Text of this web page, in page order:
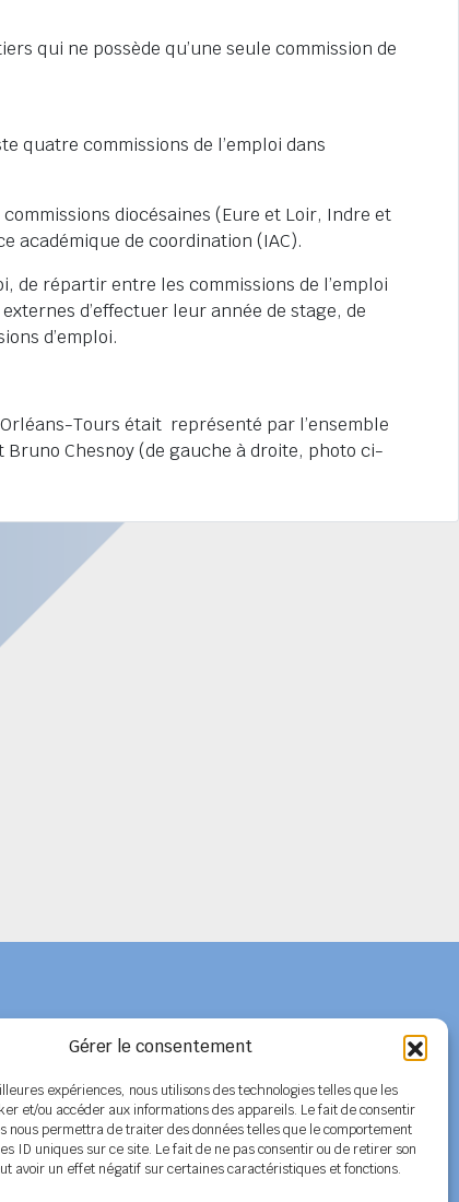
Gérer le consentement
expériences, nous utilisons des technologies telles que les
et/ou accéder aux informations des appareils. Le fait de consentir
nous permettra de traiter des données telles que le comportement
ID uniques sur ce site. Le fait de ne pas consentir ou de retirer son
avoir un effet négatif sur certaines caractéristiques et fonctions.
qui ne possède qu’une seule commission de
quatre commissions de l’emploi dans
diocésaines (Eure et Loir, Indre et
académique de coordination (IAC).
de répartir entre les commissions de l’emploi
d’effectuer leur année de stage, de
d’emploi.
Tours était représenté par l’ensemble
Chesnoy (de gauche à droite, photo ci-
au SPELC
articles